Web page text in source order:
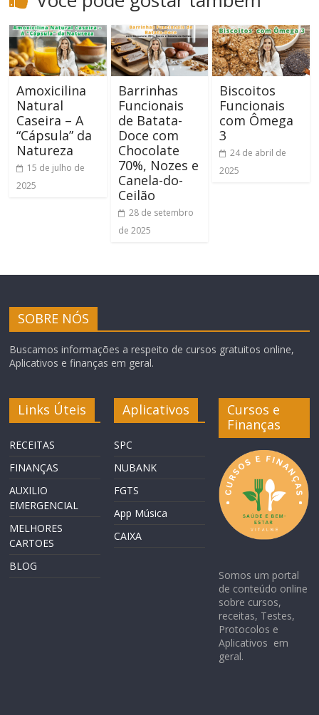
Amoxicilina
Natural
Caseira – A
“Cápsula” da
Natureza
15 de julho de
2025
Barrinhas
Funcionais
de Batata-
Doce com
Chocolate
70%, Nozes e
Canela-do-
Ceilão
28 de setembro
de 2025
Biscoitos
Funcionais
com Ômega
3
24 de abril de
2025
SOBRE NÓS
Buscamos informações a respeito de cursos gratuitos online,
Aplicativos e finanças em geral.
Links Úteis
RECEITAS
FINANÇAS
AUXILIO
EMERGENCIAL
MELHORES
CARTOES
BLOG
Aplicativos
SPC
NUBANK
FGTS
App Música
CAIXA
Cursos e
Finanças
Somos um portal
de conteúdo online
sobre cursos,
receitas, Testes,
Protocolos e
Aplicativos em
geral.